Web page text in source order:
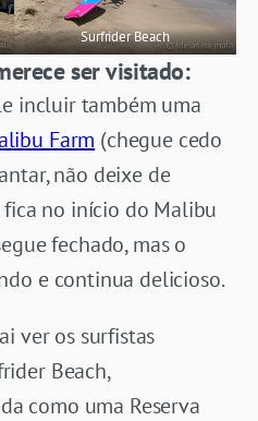
Surfrider Beach
ser visitado:
incluir também uma
Farm (chegue cedo
não deixe de
no início do Malibu
fechado, mas o
e continua delicioso.
ver os surfistas
Beach,
como uma Reserva